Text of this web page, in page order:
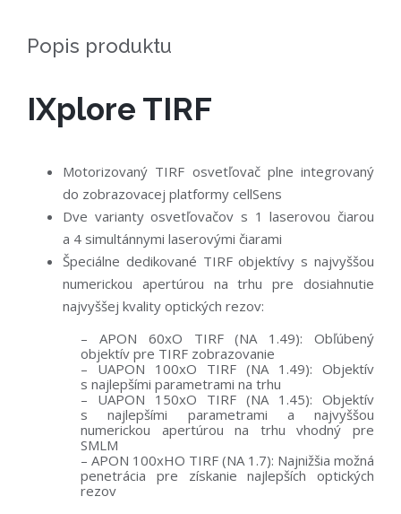
Popis produktu
IXplore TIRF
Motorizovaný TIRF osvetľovač plne integrovaný
do zobrazovacej platformy cellSens
Dve varianty osvetľovačov s 1 laserovou čiarou
a 4 simultánnymi laserovými čiarami
Špeciálne dedikované TIRF objektívy s najvyššou
numerickou apertúrou na trhu pre dosiahnutie
najvyššej kvality optických rezov:
– APON 60xO TIRF (NA 1.49): Obľúbený
objektív pre TIRF zobrazovanie
– UAPON 100xO TIRF (NA 1.49): Objektív
s najlepšími parametrami na trhu
– UAPON 150xO TIRF (NA 1.45): Objektív
s najlepšími parametrami a najvyššou
numerickou apertúrou na trhu vhodný pre
SMLM
– APON 100xHO TIRF (NA 1.7): Najnižšia možná
penetrácia pre získanie najlepších optických
rezov